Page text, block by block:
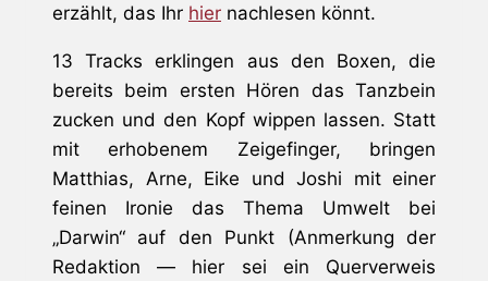
erzählt, das Ihr hier nachlesen könnt.
13 Tracks erklingen aus den Boxen, die
bereits beim ersten Hören das Tanzbein
zucken und den Kopf wippen lassen. Statt
mit erhobenem Zeigefinger, bringen
Matthias, Arne, Eike und Joshi mit einer
feinen Ironie das Thema Umwelt bei
„Darwin“ auf den Punkt (Anmerkung der
Redaktion — hier sei ein Querverweis